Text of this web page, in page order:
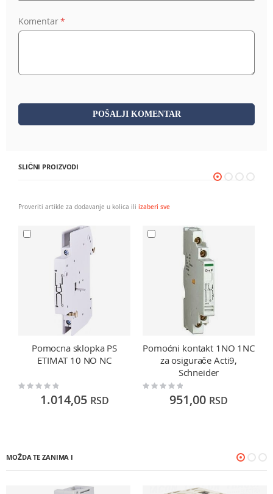
Komentar
POŠALJI KOMENTAR
SLIČNI PROIZVODI
Proveriti artikle za dodavanje u kolica ili izaberi sve
Pomocna sklopka PS
ETIMAT 10 NO NC
Rating:
1.014,05 RSD
Pomoćni kontakt 1NO 1NC
za osigurače Acti9,
Schneider
Rating:
951,00 RSD
MOŽDA TE ZANIMA I